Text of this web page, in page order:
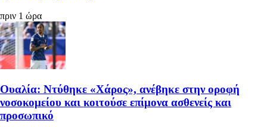
πριν 1 ώρα
Ουαλία: Ντύθηκε «Χάρος», ανέβηκε στην οροφή
νοσοκομείου και κοιτούσε επίμονα ασθενείς και
προσωπικό